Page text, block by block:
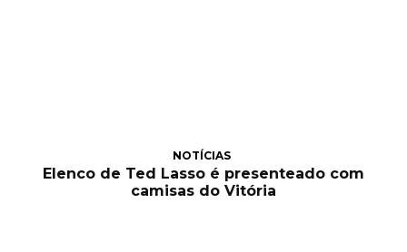
NOTÍCIAS
Elenco de Ted Lasso é presenteado com
camisas do Vitória